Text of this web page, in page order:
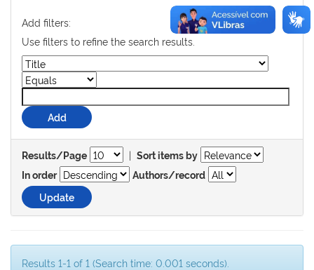
Add filters:
Use filters to refine the search results.
Results/Page | Sort items by
In order
Authors/record
Results 1-1 of 1 (Search time: 0.001 seconds).